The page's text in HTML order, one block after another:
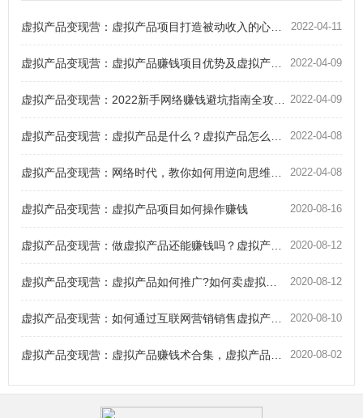
2022-04-11
虚拟产品变现营：虚拟产品项目打造被动收入的心得方法
2022-04-09
虚拟产品变现营：虚拟产品赚钱项目优势及虚拟产品赚钱项目有哪些
2022-04-09
虚拟产品变现营：2022新手网络赚钱避坑指南全攻略！附2万字实操精华
2022-04-08
虚拟产品变现营：虚拟产品是什么？虚拟产品怎么自动化赚钱？
2022-04-08
虚拟产品变现营：网络时代，教你如何用逆向思维通过虚拟产品赚钱
2020-08-16
虚拟产品变现营：虚拟产品项目如何操作赚钱
2020-08-12
虚拟产品变现营：做虚拟产品还能赚钱吗？虚拟产品暴利赚钱术
2020-08-12
虚拟产品变现营：虚拟产品如何推广?如何卖虚拟产品月入5000?
2020-08-10
虚拟产品变现营：如何通过互联网营销销售虚拟产品赚钱？
2020-08-02
虚拟产品变现营：虚拟产品赚钱术合集，虚拟产品赚钱方法、思维、操作技能大揭秘！